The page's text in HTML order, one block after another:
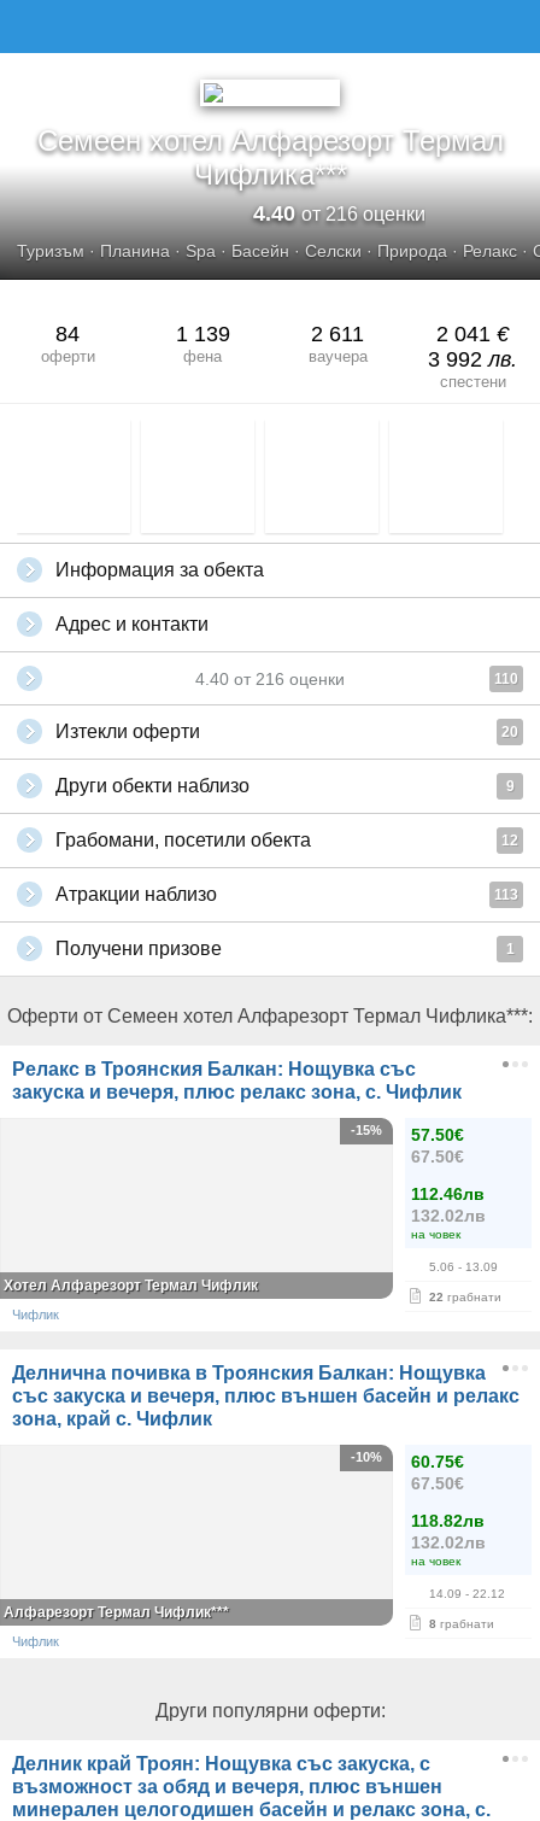
Семеен хотел Алфарезорт Термал
Чифлика***
4.40от 216 оценки
Туризъм · Планина · Spa · Басейн · Селски · Природа · Релакс ·
84
оферти
1 139
фена
2 611
ваучера
2 041 €
3 992лв.
спестени
Информация за обекта
Адрес и контакти
4.40 от 216 оценки 110
Изтекли оферти 20
Други обекти наблизо 9
Грабомани, посетили обекта 12
Атракции наблизо 113
Получени призове 1
Оферти от Семеен хотел Алфарезорт Термал Чифлика***:
Релакс в Троянския Балкан: Нощувка със
закуска и вечеря, плюс релакс зона, с. Чифлик
57.50€
67.50€
112.46лв
132.02лв
на човек
5.06 - 13.09
22 грабнати
-15%
Хотел Алфарезорт Термал Чифлик
Чифлик
Делнична почивка в Троянския Балкан: Нощувка
със закуска и вечеря, плюс външен басейн и релакс
зона, край с. Чифлик
60.75€
67.50€
118.82лв
132.02лв
на човек
14.09 - 22.12
8 грабнати
-10%
Алфарезорт Термал Чифлик***
Чифлик
Други популярни оферти:
Делник край Троян: Нощувка със закуска, с
възможност за обяд и вечеря, плюс външен
минерален целогодишен басейн и релакс зона, с.